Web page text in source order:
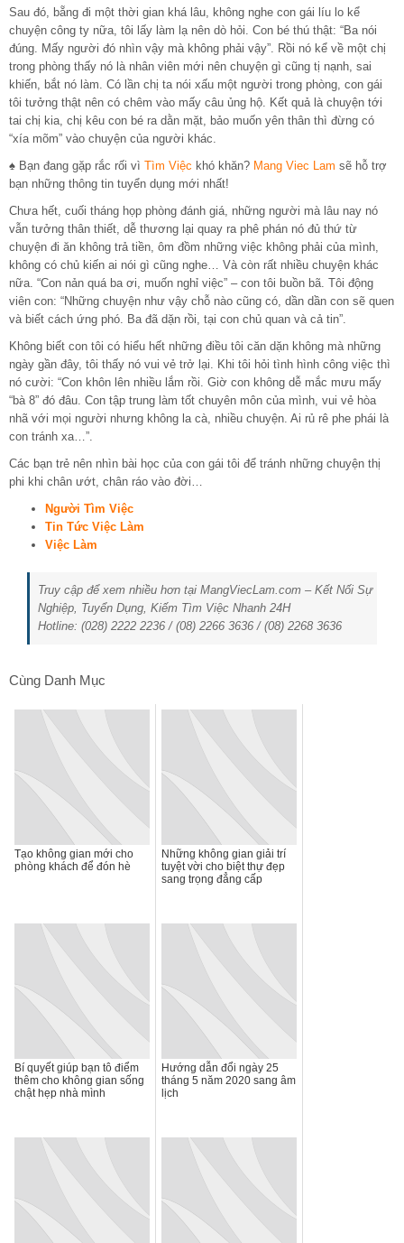
Sau đó, bẵng đi một thời gian khá lâu, không nghe con gái líu lo kể
chuyện công ty nữa, tôi lấy làm lạ nên dò hỏi. Con bé thú thật: “Ba nói
đúng. Mấy người đó nhìn vậy mà không phải vậy”. Rồi nó kể về một chị
trong phòng thấy nó là nhân viên mới nên chuyện gì cũng tị nạnh, sai
khiến, bắt nó làm. Có lần chị ta nói xấu một người trong phòng, con gái
tôi tưởng thật nên có chêm vào mấy câu ủng hộ. Kết quả là chuyện tới
tai chị kia, chị kêu con bé ra dằn mặt, bảo muốn yên thân thì đừng có
“xía mõm” vào chuyện của người khác.
♠ Bạn đang gặp rắc rối vì Tìm Việc khó khăn? Mang Viec Lam sẽ hỗ trợ
bạn những thông tin tuyển dụng mới nhất!
Chưa hết, cuối tháng họp phòng đánh giá, những người mà lâu nay nó
vẫn tưởng thân thiết, dễ thương lại quay ra phê phán nó đủ thứ từ
chuyện đi ăn không trả tiền, ôm đồm những việc không phải của mình,
không có chủ kiến ai nói gì cũng nghe… Và còn rất nhiều chuyện khác
nữa. “Con nản quá ba ơi, muốn nghỉ việc” – con tôi buồn bã. Tôi động
viên con: “Những chuyện như vậy chỗ nào cũng có, dần dần con sẽ quen
và biết cách ứng phó. Ba đã dặn rồi, tại con chủ quan và cả tin”.
Không biết con tôi có hiểu hết những điều tôi căn dặn không mà những
ngày gần đây, tôi thấy nó vui vẻ trở lại. Khi tôi hỏi tình hình công việc thì
nó cười: “Con khôn lên nhiều lắm rồi. Giờ con không dễ mắc mưu mấy
“bà 8” đó đâu. Con tập trung làm tốt chuyên môn của mình, vui vẻ hòa
nhã với mọi người nhưng không la cà, nhiều chuyện. Ai rủ rê phe phái là
con tránh xa…”.
Các bạn trẻ nên nhìn bài học của con gái tôi để tránh những chuyện thị
phi khi chân ướt, chân ráo vào đời…
Người Tìm Việc
Tin Tức Việc Làm
Việc Làm
Truy cập để xem nhiều hơn tại MangViecLam.com – Kết Nối Sự
Nghiệp, Tuyển Dụng, Kiếm Tìm Việc Nhanh 24H
Hotline: (028) 2222 2236 / (08) 2266 3636 / (08) 2268 3636
Cùng Danh Mục
Tạo không gian mới cho
phòng khách để đón hè
Những không gian giải trí
tuyệt vời cho biệt thự đẹp
sang trọng đẳng cấp
Bí quyết giúp bạn tô điểm
thêm cho không gian sống
chật hẹp nhà mình
Hướng dẫn đổi ngày 25
tháng 5 năm 2020 sang âm
lịch